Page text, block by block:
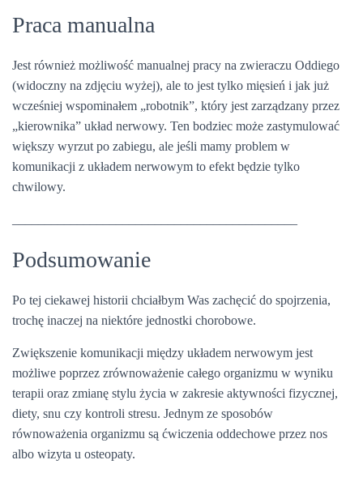
Praca manualna
Jest również możliwość manualnej pracy na zwieraczu Oddiego
(widoczny na zdjęciu wyżej), ale to jest tylko mięsień i jak już
wcześniej wspominałem „robotnik”, który jest zarządzany przez
„kierownika” układ nerwowy. Ten bodziec może zastymulować
większy wyrzut po zabiegu, ale jeśli mamy problem w
komunikacji z układem nerwowym to efekt będzie tylko
chwilowy.
Podsumowanie
Po tej ciekawej historii chciałbym Was zachęcić do spojrzenia,
trochę inaczej na niektóre jednostki chorobowe.
Zwiększenie komunikacji między układem nerwowym jest
możliwe poprzez zrównoważenie całego organizmu w wyniku
terapii oraz zmianę stylu życia w zakresie aktywności fizycznej,
diety, snu czy kontroli stresu. Jednym ze sposobów
równoważenia organizmu są ćwiczenia oddechowe przez nos
albo wizyta u osteopaty.